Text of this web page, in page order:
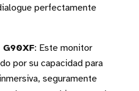
perfectamente
G90XF: Este monitor
por su capacidad para
seguramente